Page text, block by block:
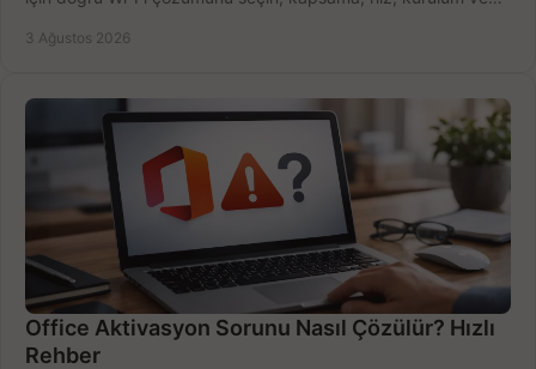
3 Ağustos 2026
Office Aktivasyon Sorunu Nasıl Çözülür? Hızlı
Rehber